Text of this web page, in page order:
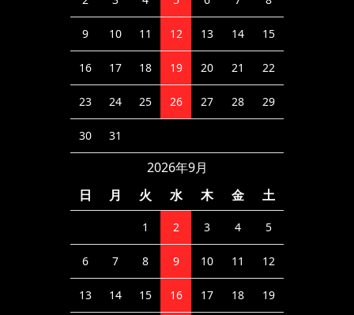
9 10 11 12 13 14 15
16 17 18 19 20 21 22
23 24 25 26 27 28 29
30 31
2026年9月
日
月 火 水 木 金 土
1 2 3 4 5
6 7 8 9 10 11 12
13 14 15 16 17 18 19